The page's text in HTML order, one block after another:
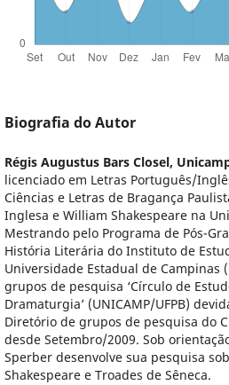
Biografia do Autor
Régis Augustus Bars Closel,
licenciado em Letras Português/
Ciências e Letras de Bragança
Inglesa e William Shakespeare na
Mestrando pelo Programa de Pós-
História Literária do Instituto de
Universidade Estadual de Campinas
grupos de pesquisa ‘Círculo de
Dramaturgia’ (UNICAMP/UFPB)
Diretório de grupos de pesquisa do
desde Setembro/2009. Sob
Sperber desenvolve sua pesquisa
Shakespeare e Troades de Sêneca.